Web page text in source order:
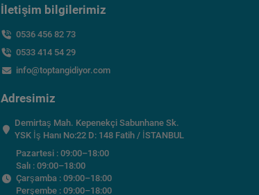
İletişim bilgilerimiz
0536 456 82 73
0533 414 54 29
info@toptangidiyor.com
Adresimiz
Demirtaş Mah. Kepenekçi Sabunhane Sk.
YSK İş Hanı No:22 D: 148 Fatih / İSTANBUL
Pazartesi : 09:00–18:00
Salı : 09:00–18:00
Çarşamba : 09:00–18:00
Perşembe : 09:00–18:00